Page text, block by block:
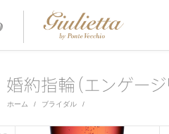
ホーム ブライダル